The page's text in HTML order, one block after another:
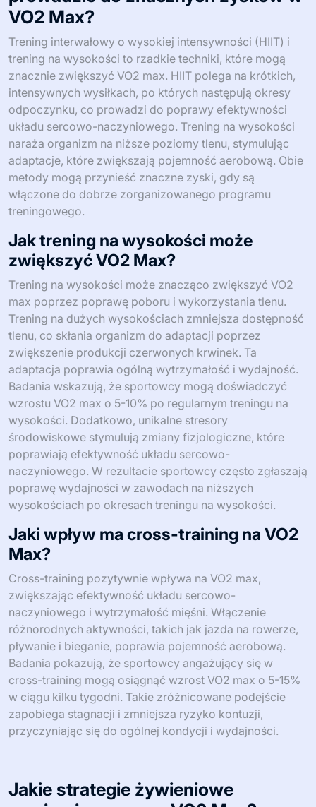
VO2 Max?
Trening interwałowy o wysokiej intensywności (HIIT) i
trening na wysokości to rzadkie techniki, które mogą
znacznie zwiększyć VO2 max. HIIT polega na krótkich,
intensywnych wysiłkach, po których następują okresy
odpoczynku, co prowadzi do poprawy efektywności
układu sercowo-naczyniowego. Trening na wysokości
naraża organizm na niższe poziomy tlenu, stymulując
adaptacje, które zwiększają pojemność aerobową. Obie
metody mogą przynieść znaczne zyski, gdy są
włączone do dobrze zorganizowanego programu
treningowego.
Jak trening na wysokości może
zwiększyć VO2 Max?
Trening na wysokości może znacząco zwiększyć VO2
max poprzez poprawę poboru i wykorzystania tlenu.
Trening na dużych wysokościach zmniejsza dostępność
tlenu, co skłania organizm do adaptacji poprzez
zwiększenie produkcji czerwonych krwinek. Ta
adaptacja poprawia ogólną wytrzymałość i wydajność.
Badania wskazują, że sportowcy mogą doświadczyć
wzrostu VO2 max o 5-10% po regularnym treningu na
wysokości. Dodatkowo, unikalne stresory
środowiskowe stymulują zmiany fizjologiczne, które
poprawiają efektywność układu sercowo-
naczyniowego. W rezultacie sportowcy często zgłaszają
poprawę wydajności w zawodach na niższych
wysokościach po okresach treningu na wysokości.
Jaki wpływ ma cross-training na VO2
Max?
Cross-training pozytywnie wpływa na VO2 max,
zwiększając efektywność układu sercowo-
naczyniowego i wytrzymałość mięśni. Włączenie
różnorodnych aktywności, takich jak jazda na rowerze,
pływanie i bieganie, poprawia pojemność aerobową.
Badania pokazują, że sportowcy angażujący się w
cross-training mogą osiągnąć wzrost VO2 max o 5-15%
w ciągu kilku tygodni. Takie zróżnicowane podejście
zapobiega stagnacji i zmniejsza ryzyko kontuzji,
przyczyniając się do ogólnej kondycji i wydajności.